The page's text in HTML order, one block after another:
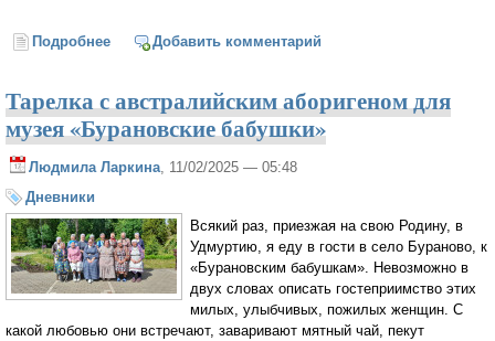
Подробнее о День Австралии – праздник единства, радости и
Добавить комментарий
Тарелка с австралийским аборигеном для
музея «Бурановские бабушки»
Людмила Ларкина , 11/02/2025 — 05:48
Дневники
Всякий раз, приезжая на свою Родину, в
Удмуртию, я еду в гости в село Бураново, к
«Бурановским бабушкам». Невозможно в
двух словах описать гостеприимство этих
милых, улыбчивых, пожилых женщин. С
какой любовью они встречают, заваривают мятный чай, пекут